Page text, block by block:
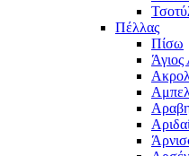
Πέλλας
Πίσω